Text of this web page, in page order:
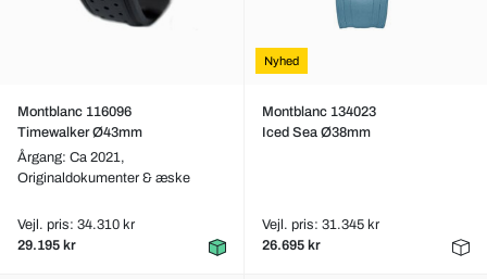
Montblanc 116096
Timewalker Ø43mm
Årgang: Ca 2021,
Originaldokumenter & æske
Vejl. pris: 34.310 kr
29.195 kr
Nyhed
Montblanc 134023
Iced Sea Ø38mm
Vejl. pris: 31.345 kr
26.695 kr